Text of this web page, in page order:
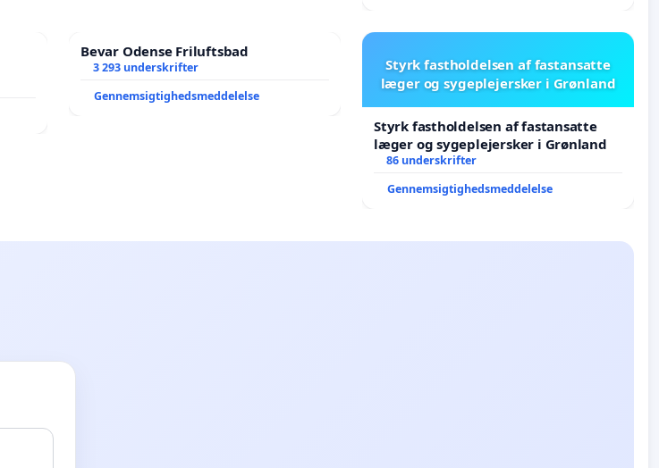
Bevar Odense Friluftsbad
3 293 underskrifter
Gennemsigtighedsmeddelelse
Styrk fastholdelsen af fastansatte
læger og sygeplejersker i Grønland
Styrk fastholdelsen af fastansatte
læger og sygeplejersker i Grønland
86 underskrifter
Gennemsigtighedsmeddelelse